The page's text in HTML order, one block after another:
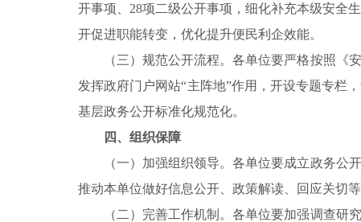
开事项、28项二级公开事项，细化补充本级安全
开促进职能转变，优化提升便民利企效能。
（三）规范公开流程。各单位要严格按照《安
发挥政府门户网站“主阵地”作用，开设专题专栏
基层政务公开标准化规范化。
四、组织保障
（一）加强组织领导。各单位要成立政务公开
推动本单位做好信息公开、政策解读、回应关切
（二）完善工作机制。各单位要加强调查研究